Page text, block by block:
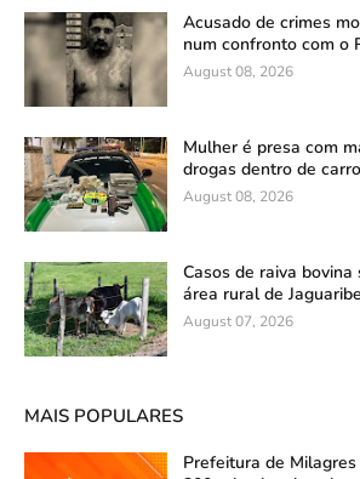
Acusado de crimes
num confronto com o
August 08, 2026
Mulher é presa com
drogas dentro de
August 08, 2026
Casos de raiva
área rural de Jaguaribe
August 07, 2026
MAIS POPULARES
Prefeitura de